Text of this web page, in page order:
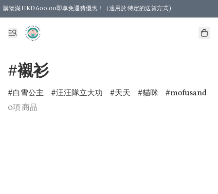
購物滿 HKD 600.00即享免運費優惠！（適用於 特定的送貨方式 )
#襯衫
白雪公主 汪汪隊立大功 天天 貓咪
mofusand
0項 商品